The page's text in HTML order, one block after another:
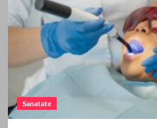
Sanatate